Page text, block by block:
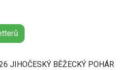
JIHOČESKÝ BĚŽECKÝ POHÁR